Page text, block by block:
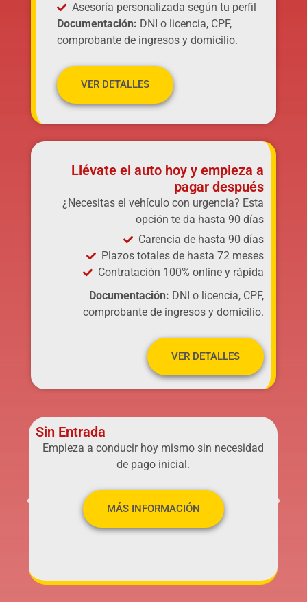
Asesoría personalizada según tu perfil
Documentación: DNI o licencia, CPF,
comprobante de ingresos y domicilio.
VER DETALLES
Llévate el auto hoy y empieza a
pagar después
¿Necesitas el vehículo con urgencia? Esta
opción te da hasta 90 días
Carencia de hasta 90 días
Plazos totales de hasta 72 meses
Contratación 100% online y rápida
Documentación: DNI o licencia, CPF,
comprobante de ingresos y domicilio.
VER DETALLES
Sin Entrada
Empieza a conducir hoy mismo sin necesidad
de pago inicial.
MÁS INFORMACIÓN